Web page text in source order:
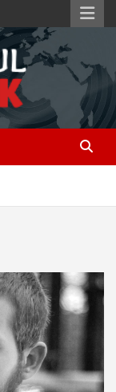
– Ziarul
UK –